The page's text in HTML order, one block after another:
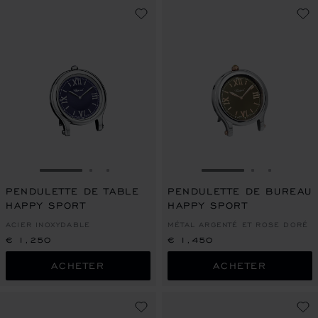
ALLER À LA DIAPOSITIVE 1
ALLER À LA DIAPOSITIVE 2
ALLER À LA DIAPOSITIVE 3
PENDULETTE DE TABLE
HAPPY SPORT
ACIER INOXYDABLE
€ 1,250
ACHETER
ALLER À LA
PENDULETTE DE BUREAU
HAPPY SPORT
MÉTAL ARGENTÉ ET ROSE DORÉ
€ 1,450
ACHETER